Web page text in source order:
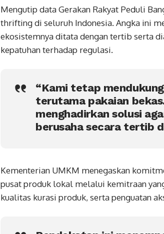
Mengutip data Gerakan Rakyat Peduli
thrifting di seluruh Indonesia. Angka ini
ekosistemnya ditata dengan tertib serta
kepatuhan terhadap regulasi.
“Kami tetap
terutama pakaian
menghadirkan solusi
berusaha secara tertib
Kementerian UMKM menegaskan
pusat produk lokal melalui kemitraan
kualitas kurasi produk, serta penguatan